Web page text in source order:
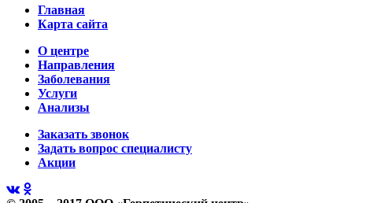
Главная
Карта сайта
О центре
Направления
Заболевания
Услуги
Анализы
Заказать звонок
Задать вопрос специалисту
Акции